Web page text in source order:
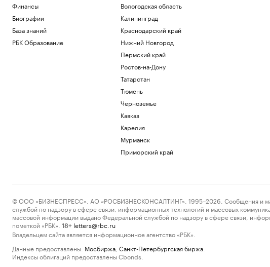
Финансы
Биографии
База знаний
РБК Образование
Вологодская область
Калининград
Краснодарский край
Нижний Новгород
Пермский край
Ростов-на-Дону
Татарстан
Тюмень
Черноземье
Кавказ
Карелия
Мурманск
Приморский край
© ООО «БИЗНЕСПРЕСС», АО «РОСБИЗНЕСКОНСАЛТИНГ», 1995–2026. Сообщения и
службой по надзору в сфере связи, информационных технологий и массовых
массовой информации выдано Федеральной службой по надзору в сфере связи,
пометкой «РБК».
18+ letters@rbc.ru
Владельцем сайта является информационное агентство «РБК».
Данные предоставлены: Мосбиржа Санкт-Петербургская биржа
Индексы облигаций предоставлены Cbonds.